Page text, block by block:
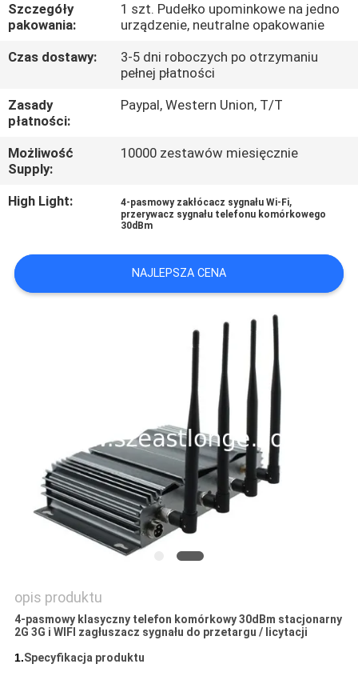
KONTROLA
JAKOŚCI
SKONTAKTUJ
Z
NAMI
SPRAWY
SITEMAP
PRIVACY
POLICY
Szczegóły
pakowania:
1 szt. Pudełko upominkowe na jedno
urządzenie, neutralne opakowanie
Czas dostawy:
3-5 dni roboczych po otrzymaniu
pełnej płatności
Zasady
płatności:
Paypal, Western Union, T/T
Możliwość
Supply:
10000 zestawów miesięcznie
High Light: 4-pasmowy zakłócacz sygnału Wi-Fi,
przerywacz sygnału telefonu komórkowego
30dBm
NAJLEPSZA CENA
opis produktu
4-pasmowy klasyczny telefon komórkowy 30dBm stacjonarny
2G 3G i WIFI zagłuszacz sygnału do przetargu / licytacji
1.Specyfikacja produktu